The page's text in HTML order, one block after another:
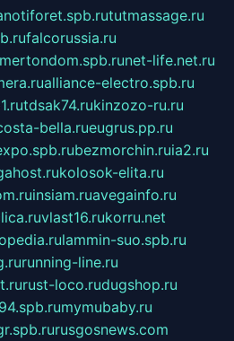
tutmassage.ru
falcorussia.ru
net-life.net.ru
alliance-electro.spb.ru
tdsak74.rukinzozo-ru.ru
bella.rueugrus.pp.ru
bezmorchin.ruia2.ru
kolosok-elita.ru
insiam.ruavegainfo.ru
vlast16.rukorru.net
lammin-suo.spb.ru
running-line.ru
rust-loco.rudugshop.ru
mymubaby.ru
rusgosnews.com